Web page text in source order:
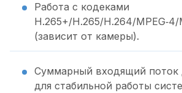
Работа с кодеками
H.265+/H.265/H.264/MPEG‑4/
(зависит от камеры).
Суммарный входящий поток
для стабильной работы